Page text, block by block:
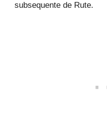
subsequente de Rute.